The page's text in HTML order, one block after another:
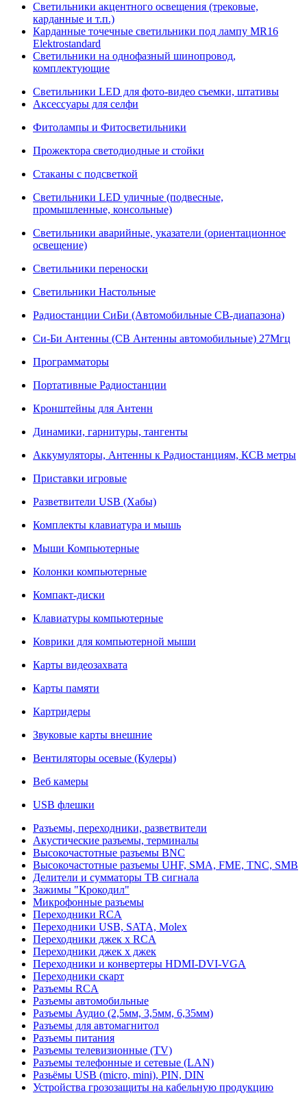
Светильники акцентного освещения (трековые,
карданные и т.п.)
Карданные точечные светильники под лампу MR16
Elektrostandard
Светильники на однофазный шинопровод,
комплектующие
Светильники LED для фото-видео съемки, штативы
Аксессуары для селфи
Фитолампы и Фитосветильники
Прожектора светодиодные и стойки
Стаканы с подсветкой
Светильники LED уличные (подвесные,
промышленные, консольные)
Светильники аварийные, указатели (ориентационное
освещение)
Светильники переноски
Светильники Настольные
Радиостанции СиБи (Автомобильные СВ-диапазона)
Си-Би Антенны (СВ Антенны автомобильные) 27Мгц
Программаторы
Портативные Радиостанции
Кронштейны для Антенн
Динамики, гарнитуры, тангенты
Аккумуляторы, Антенны к Радиостанциям, КСВ метры
Приставки игровые
Разветвители USB (Хабы)
Комплекты клавиатура и мышь
Мыши Компьютерные
Колонки компьютерные
Компакт-диски
Клавиатуры компьютерные
Коврики для компьютерной мыши
Карты видеозахвата
Карты памяти
Картридеры
Звуковые карты внешние
Вентиляторы осевые (Кулеры)
Веб камеры
USB флешки
Разъемы, переходники, разветвители
Акустические разъемы, терминалы
Высокочастотные разъемы BNC
Высокочастотные разъемы UHF, SMA, FME, TNC, SMB
Делители и сумматоры ТВ сигнала
Зажимы "Крокодил"
Микрофонные разъемы
Переходники RCA
Переходники USB, SATA, Molex
Переходники джек х RCA
Переходники джек х джек
Переходники и конвертеры HDMI-DVI-VGA
Переходники скарт
Разъемы RCA
Разъемы автомобильные
Разъемы Аудио (2,5мм, 3,5мм, 6,35мм)
Разъемы для автомагнитол
Разъемы питания
Разъемы телевизионные (TV)
Разъемы телефонные и сетевые (LAN)
Разьёмы USB (micro, mini), PIN, DIN
Устройства грозозащиты на кабельную продукцию